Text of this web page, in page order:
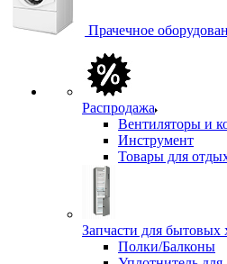
Прачечное
Распродажа
Вентиляторы и
Инструмент
Товары для
Запчасти для бытовых
Полки/Балконы